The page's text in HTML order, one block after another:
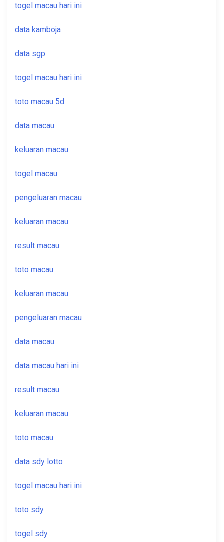
togel macau hari ini
data kamboja
data sgp
togel macau hari ini
toto macau 5d
data macau
keluaran macau
togel macau
pengeluaran macau
keluaran macau
result macau
toto macau
keluaran macau
pengeluaran macau
data macau
data macau hari ini
result macau
keluaran macau
toto macau
data sdy lotto
togel macau hari ini
toto sdy
togel sdy